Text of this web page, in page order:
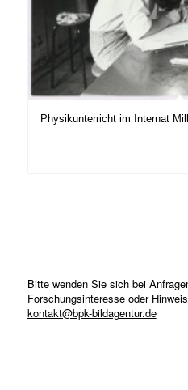
Physikunterricht im Internat
Bitte wenden Sie sich bei
Forschungsinteresse oder
kontakt@bpk-bildagentur.de